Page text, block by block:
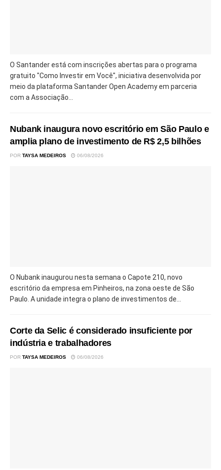
O Santander está com inscrições abertas para o programa
gratuito "Como Investir em Você", iniciativa desenvolvida por
meio da plataforma Santander Open Academy em parceria
com a Associação...
Nubank inaugura novo escritório em São Paulo e
amplia plano de investimento de R$ 2,5 bilhões
POR TAYSA MEDEIROS 06/08/2026
O Nubank inaugurou nesta semana o Capote 210, novo
escritório da empresa em Pinheiros, na zona oeste de São
Paulo. A unidade integra o plano de investimentos de...
Corte da Selic é considerado insuficiente por
indústria e trabalhadores
POR TAYSA MEDEIROS 06/08/2026